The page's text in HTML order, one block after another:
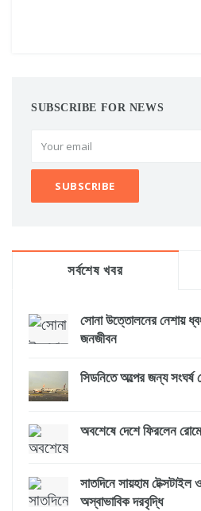
SUBSCRIBE FOR NEWS
সর্বশেষ খবর
সোনা উত্তোলনের নেশায়
জনজীবন
সিডনিতে অল্পের জন্য
অবশেষে দেশে ফিরলেন
সাতদিনে সায়হাম
অস্বাভাবিক দরবৃদ্ধি